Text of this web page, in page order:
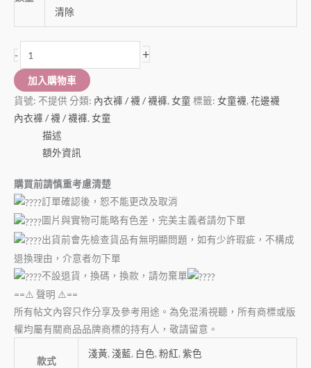
清除
- +
加入購物車
貨號: 不提供 分類: 內衣褲 / 襪 / 襪褲, 女童 標籤: 女童襪, 花邊襪
內衣褲 / 襪 / 襪褲, 女童
描述
額外資訊
購買前請慎重考慮清楚
訂單確認後，恕不能更改及取消
圖片與實物可能略有色差，完美主義者請勿下單
出貨前會先檢查貨品有無明顯問題，如有少許瑕疵，不構成
退換理由，介意者勿下單
不設退貨，換碼，換款，請勿棄單
==⚠️ 聲明 ⚠️==
所有帖文內容只作分享及參考用途。為免混淆視聽，所有商標或版
權均屬有關商品品牌商標的持有人，敬請留意。
款式
淺黃, 淺藍, 白色, 粉紅, 紫色